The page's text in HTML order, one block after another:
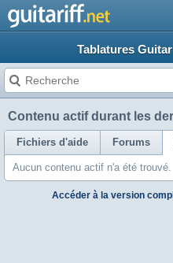
Tablatures
Contenu actif durant les
Fichiers d'aide Forums
Aucun contenu actif n'a été trouvé.
Accéder à la version